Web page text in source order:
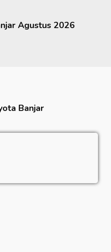
Agustus 2026
Banjar